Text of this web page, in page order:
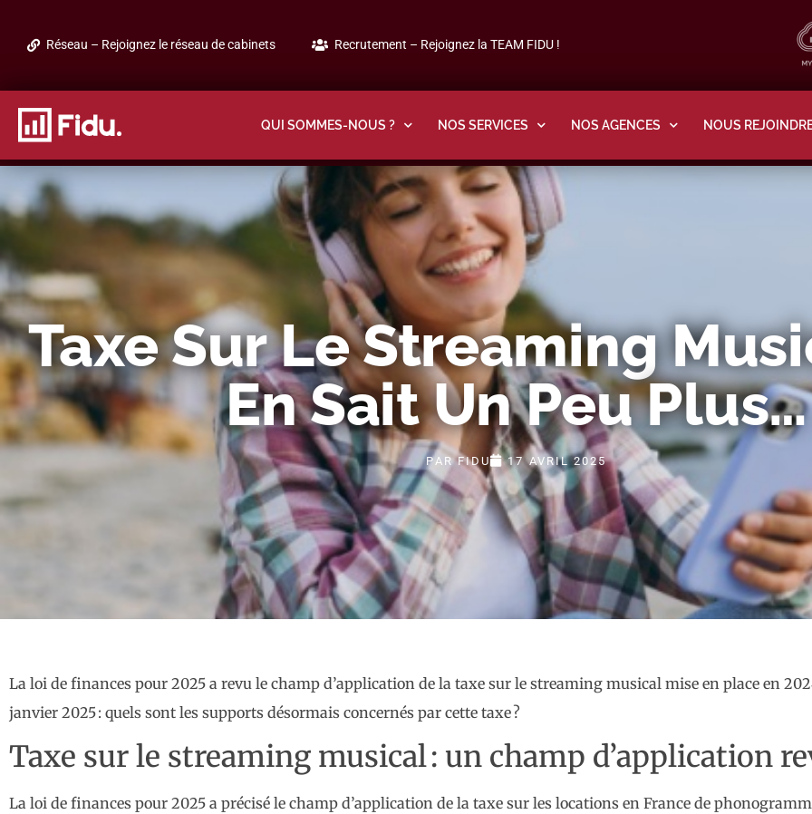
Réseau – Rejoignez le réseau de cabinets Recrutement – Rejoignez la TEAM FIDU !
QUI SOMMES-NOUS ? NOS SERVICES NOS AGENCES NOUS
Taxe Sur Le Streaming
En Sait Un Peu Plus…
PARFIDU 17 AVRIL 2025
La loi de finances pour 2025 a revu le champ d’application de la taxe sur le streaming musical mise en place en
janvier 2025 : quels sont les supports désormais concernés par cette taxe ?
Taxe sur le streaming musical : un champ d’application
La loi de finances pour 2025 a précisé le champ d’application de la taxe sur les locations en France de